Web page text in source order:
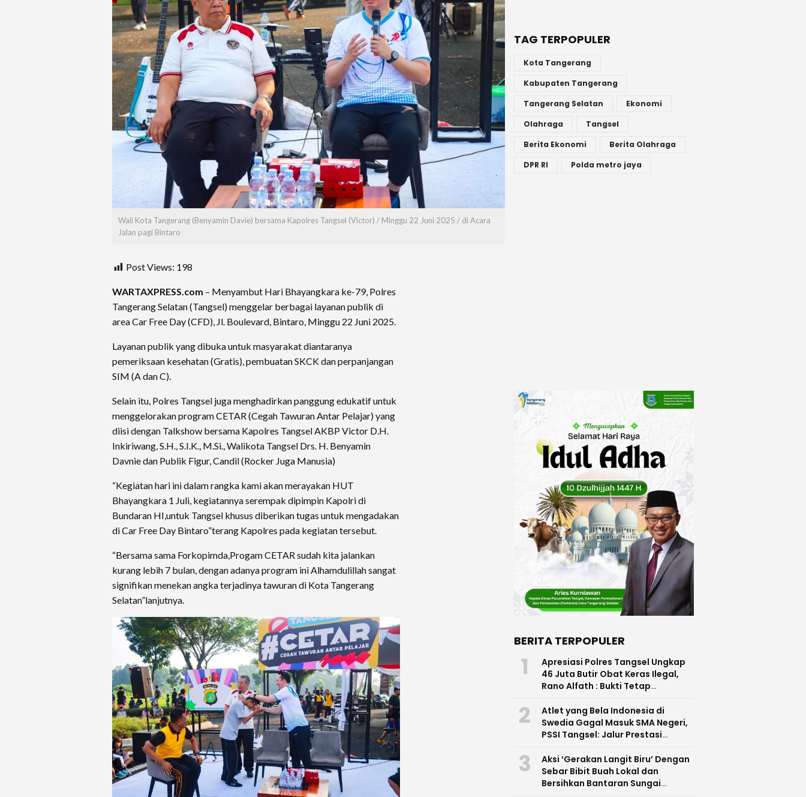
Wali Kota Tangerang (Benyamin Davie) bersama Kapolres Tangsel (Victor) / Minggu 22 Juni 2025 / di Acara
Jalan pagi Bintaro
Post Views: 198
WARTAXPRESS.com – Menyambut Hari Bhayangkara ke-79, Polres
Tangerang Selatan (Tangsel) menggelar berbagai layanan publik di
area Car Free Day (CFD), Jl. Boulevard, Bintaro, Minggu 22 Juni 2025.
Layanan publik yang dibuka untuk masyarakat diantaranya
pemeriksaan kesehatan (Gratis), pembuatan SKCK dan perpanjangan
SIM (A dan C).
Selain itu, Polres Tangsel juga menghadirkan panggung edukatif untuk
menggelorakan program CETAR (Cegah Tawuran Antar Pelajar) yang
diisi dengan Talkshow bersama Kapolres Tangsel AKBP Victor D.H.
Inkiriwang, S.H., S.I.K., M.Si., Walikota Tangsel Drs. H. Benyamin
Davnie dan Publik Figur, Candil (Rocker Juga Manusia)
“Kegiatan hari ini dalam rangka kami akan merayakan HUT
Bhayangkara 1 Juli, kegiatannya serempak dipimpin Kapolri di
Bundaran HI,untuk Tangsel khusus diberikan tugas untuk mengadakan
di Car Free Day Bintaro”terang Kapolres pada kegiatan tersebut.
“Bersama sama Forkopimda,Progam CETAR sudah kita jalankan
kurang lebih 7 bulan, dengan adanya program ini Alhamdulillah sangat
signifikan menekan angka terjadinya tawuran di Kota Tangerang
Selatan”lanjutnya.
TAG TERPOPULER
Kota Tangerang
Kabupaten Tangerang
Tangerang Selatan
Ekonomi
Olahraga
Tangsel
Berita Ekonomi
Berita Olahraga
DPR RI
Polda metro jaya
BERITA TERPOPULER
1
Apresiasi Polres Tangsel Ungkap
46 Juta Butir Obat Keras Ilegal,
Rano Alfath : Bukti Tetap
2
Atlet yang Bela Indonesia di
Swedia Gagal Masuk SMA Negeri,
PSSI Tangsel: Jalur Prestasi
3
Aksi ‘Gerakan Langit Biru’ Dengan
Sebar Bibit Buah Lokal dan
Bersihkan Bantaran Sungai